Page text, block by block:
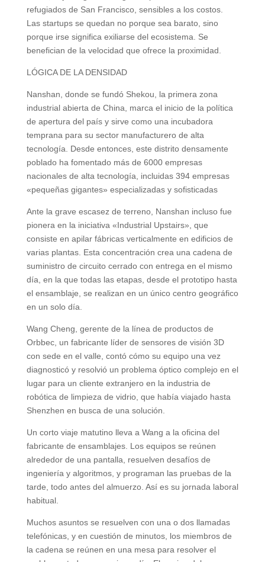
refugiados de San Francisco, sensibles a los costos.
Las startups se quedan no porque sea barato, sino
porque irse significa exiliarse del ecosistema. Se
benefician de la velocidad que ofrece la proximidad.
LÓGICA DE LA DENSIDAD
Nanshan, donde se fundó Shekou, la primera zona
industrial abierta de China, marca el inicio de la política
de apertura del país y sirve como una incubadora
temprana para su sector manufacturero de alta
tecnología. Desde entonces, este distrito densamente
poblado ha fomentado más de 6000 empresas
nacionales de alta tecnología, incluidas 394 empresas
«pequeñas gigantes» especializadas y sofisticadas
Ante la grave escasez de terreno, Nanshan incluso fue
pionera en la iniciativa «Industrial Upstairs», que
consiste en apilar fábricas verticalmente en edificios de
varias plantas. Esta concentración crea una cadena de
suministro de circuito cerrado con entrega en el mismo
día, en la que todas las etapas, desde el prototipo hasta
el ensamblaje, se realizan en un único centro geográfico
en un solo día.
Wang Cheng, gerente de la línea de productos de
Orbbec, un fabricante líder de sensores de visión 3D
con sede en el valle, contó cómo su equipo una vez
diagnosticó y resolvió un problema óptico complejo en el
lugar para un cliente extranjero en la industria de
robótica de limpieza de vidrio, que había viajado hasta
Shenzhen en busca de una solución.
Un corto viaje matutino lleva a Wang a la oficina del
fabricante de ensamblajes. Los equipos se reúnen
alrededor de una pantalla, resuelven desafíos de
ingeniería y algoritmos, y programan las pruebas de la
tarde, todo antes del almuerzo. Así es su jornada laboral
habitual.
Muchos asuntos se resuelven con una o dos llamadas
telefónicas, y en cuestión de minutos, los miembros de
la cadena se reúnen en una mesa para resolver el